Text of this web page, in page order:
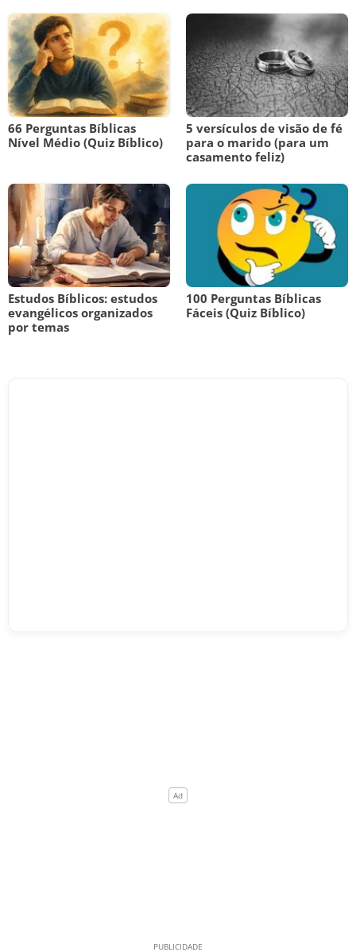
66 Perguntas Bíblicas
Nível Médio (Quiz Bíblico)
5 versículos de visão de fé
para o marido (para um
casamento feliz)
Estudos Bíblicos: estudos
evangélicos organizados
por temas
100 Perguntas Bíblicas
Fáceis (Quiz Bíblico)